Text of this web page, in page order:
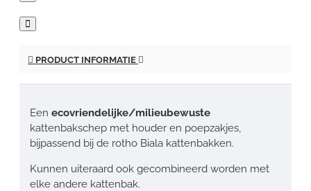
PRODUCT INFORMATIE
Een ecovriendelijke/milieubewuste
kattenbakschep met houder en poepzakjes,
bijpassend bij de rotho Biala kattenbakken.
Kunnen uiteraard ook gecombineerd worden met
elke andere kattenbak.